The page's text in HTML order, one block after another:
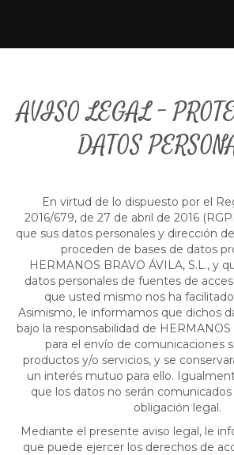
AVISO LEGAL –
DATOS
En virtud de lo dispuesto por el
2016/679, de 27 de abril de 2016
que sus datos personales y dirección
proceden de bases de datos
HERMANOS BRAVO ÁVILA, S.L., y
datos personales de fuentes de
que usted mismo nos ha
Asimismo, le informamos que dichos
bajo la responsabilidad de HERMANOS
para el envío de comunicaciones
productos y/o servicios, y se
un interés mutuo para ello.
que los datos no serán
obligación legal.
Mediante el presente aviso legal, le
que puede ejercer los derechos de